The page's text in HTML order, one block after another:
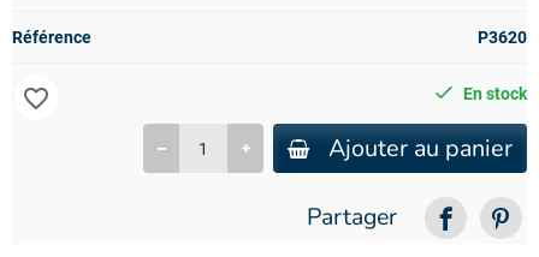
Référence P3620
En stock
Ajouter au panier
favorite_border
Partager